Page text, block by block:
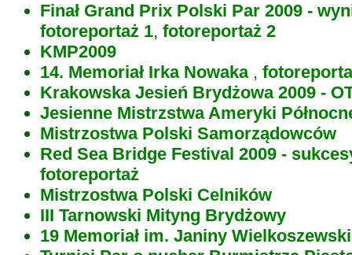
Finał Grand Prix Polski Par 2009 -
fotoreportaż 1, fotoreportaż 2
KMP2009
14. Memoriał Irka Nowaka,
Krakowska Jesień Brydżowa 2009 -
Jesienne Mistrzstwa Ameryki
Mistrzostwa Polski Samorządowców
Red Sea Bridge Festival 2009 -
fotoreportaż
Mistrzostwa Polski Celników
III Tarnowski Mityng Brydżowy
19 Memoriał im. Janiny